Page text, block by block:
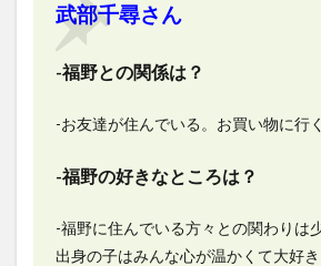
武部千尋さん
-福野との関係は？
-お友達が住んでいる。お買い物に行
-福野の好きなところは？
-福野に住んでいる方々との関わりは
出身の子はみんな心が温かくて大好き